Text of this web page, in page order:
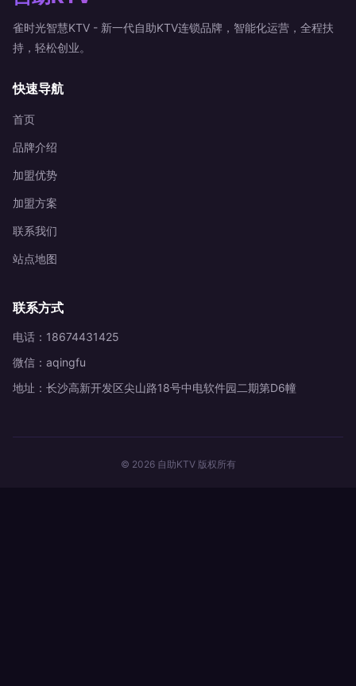
雀时光智慧KTV - 新一代自助KTV连锁品牌，智能化运营，全程扶
持，轻松创业。
快速导航
首页
品牌介绍
加盟优势
加盟方案
联系我们
站点地图
联系方式
电话：18674431425
微信：aqingfu
地址：长沙高新开发区尖山路18号中电软件园二期第D6幢
© 2026 自助KTV 版权所有